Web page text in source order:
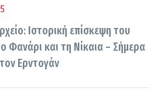
Ιστορική επίσκεψη του
Φανάρι και τη Νίκαια – Σήμερα
Ερντογάν